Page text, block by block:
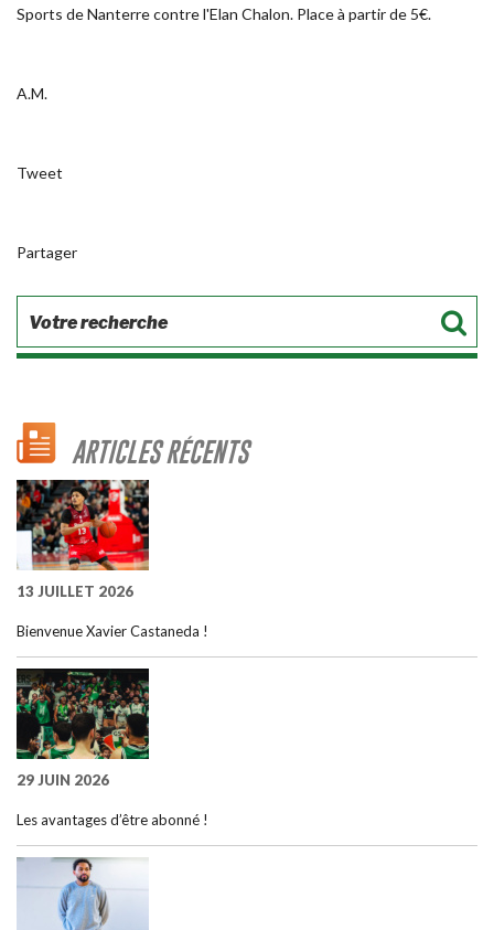
Sports de Nanterre contre l'Elan Chalon. Place à partir de 5€.
A.M.
Tweet
Partager
ARTICLES RÉCENTS
13 JUILLET 2026
Bienvenue Xavier Castaneda !
29 JUIN 2026
Les avantages d’être abonné !